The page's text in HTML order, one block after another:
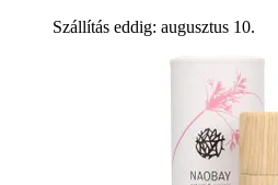
Szállítás eddig: augusztus 10.